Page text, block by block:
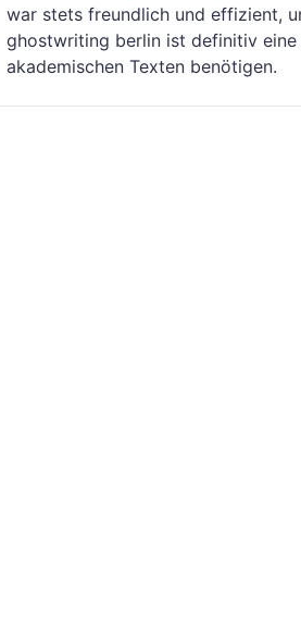
war stets freundlich und effizient,
ghostwriting berlin ist definitiv
akademischen Texten benötigen.